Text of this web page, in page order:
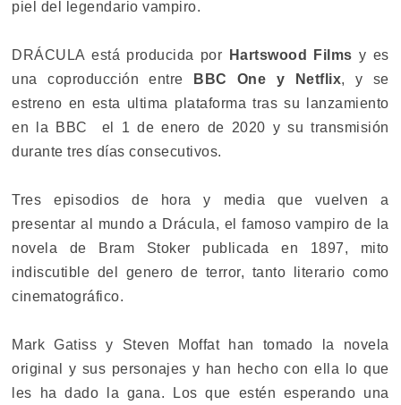
piel del legendario vampiro.
DRÁCULA está producida por Hartswood Films y es
una coproducción entre
BBC One y Netflix, y se
estreno en esta ultima plataforma tras su lanzamiento
en la BBC el 1 de enero de 2020 y su transmisión
durante tres días consecutivos.
Tres episodios de hora y media que vuelven a
presentar al mundo a Drácula, el famoso vampiro de la
novela de Bram Stoker publicada en 1897, mito
indiscutible del genero de terror, tanto literario como
cinematográfico.
Mark Gatiss y Steven Moffat han tomado la novela
original y sus personajes y han hecho con ella lo que
les ha dado la gana. Los que estén esperando una